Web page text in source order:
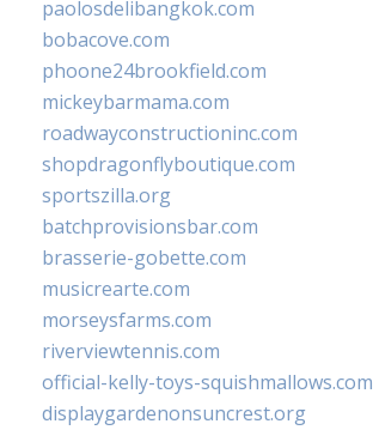
paolosdelibangkok.com
bobacove.com
phoone24brookfield.com
mickeybarmama.com
roadwayconstructioninc.com
shopdragonflyboutique.com
sportszilla.org
batchprovisionsbar.com
brasserie-gobette.com
musicrearte.com
morseysfarms.com
riverviewtennis.com
official-kelly-toys-squishmallows.com
displaygardenonsuncrest.org